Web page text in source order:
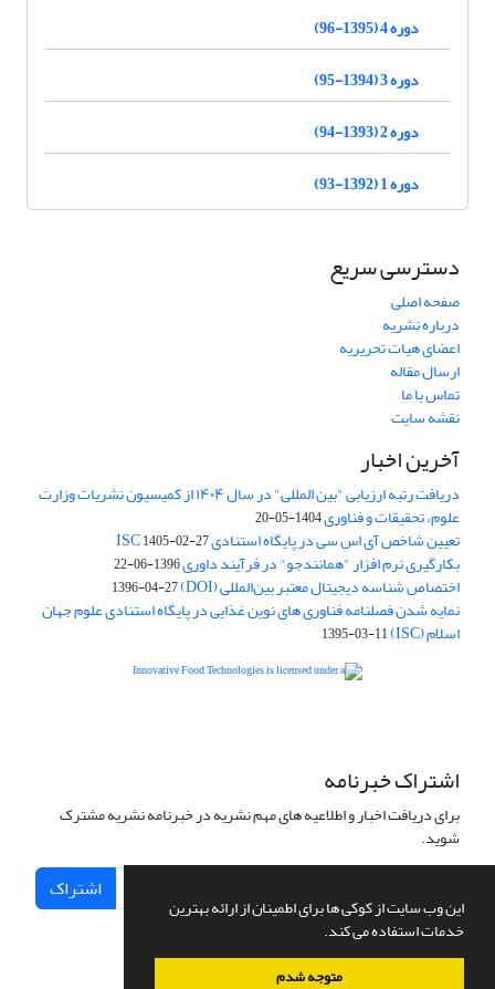
این وب سایت از کوکی ها برای اطمینان از ارائه بهترین
خدمات استفاده می کند.
متوجه شدم
دوره 4 (1395-96)
دوره 3 (1394-95)
دوره 2 (1393-94)
دوره 1 (1392-93)
دسترسی سریع
صفحه اصلی
درباره نشریه
اعضای هیات تحریریه
ارسال مقاله
تماس با ما
نقشه سایت
آخرین اخبار
دریافت رتبه ارزیابی "بین المللی" در سال ۱۴۰۴ از کمیسیون نشریات وزارت
علوم، تحقیقات و فناوری1404-05-20
تعیین شاخص آی اس سی در پایگاه استنادی ISC1405-02-27
بکارگیری نرم افزار "همانندجو" در فرآیند داوری1396-06-22
اختصاص شناسه دیجیتال معتبر بین‌المللی (DOI) 1396-04-27
نمایه شدن فصلنامه فناوری های نوین غذایی در پایگاه استنادی علوم جهان
اسلام (ISC) 1395-03-11
اشتراک خبرنامه
برای دریافت اخبار و اطلاعیه های مهم نشریه در خبرنامه نشریه مشترک
شوید.
اشتراک